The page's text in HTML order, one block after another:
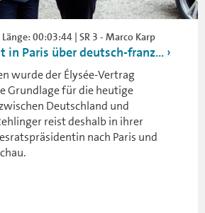
00:03:44 | SR 3 - Marco Karp
in Paris über deutsch-franz...
wurde der Élysée-Vertrag
Grundlage für die heutige
Deutschland und
reist deshalb in ihrer
nach Paris und